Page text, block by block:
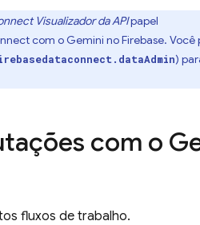
Visualizador da APIpapel
com o Gemini noFirebase. Você
)
com o
fluxos de trabalho.